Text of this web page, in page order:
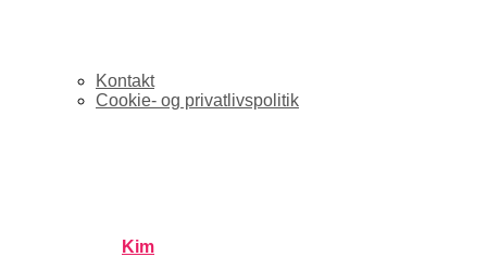
Kontakt
Cookie- og privatlivspolitik
Kim